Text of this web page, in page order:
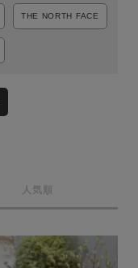
KIDS
THE NORTH FACE
人気順